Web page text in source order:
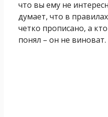
что вы ему не
думает, что в
четко прописано, а
понял – он не виноват.